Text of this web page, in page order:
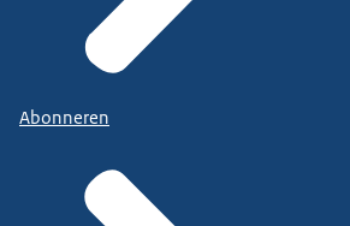
Abonneren